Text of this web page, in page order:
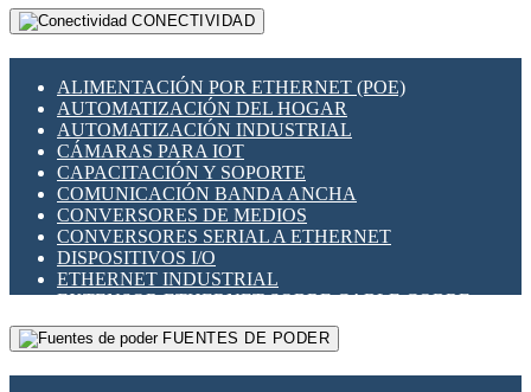
RELÉS DE PROTECCIÓN
SENSORES CAPACITIVOS
SENSORES INDUCTIVOS
TEMPORIZADORES
VARIACS
VARIADORES DE FRECUENCIA [VDF]
SECCIONADORES - INTERRUPTORES
MAQUINARIA
CONECTORES PCB A CABLE
DIP SWITCHES
HERRAMIENTAS VARIAS
ILUMINACIÓN LED
INTERRUPTORES REED
INTERFACES DE RELÉ
OTROS RELÉS
PROTECCIÓN TÉRMICA
RELÉS AUTOMOTRICES
RELÉS DE SEÑAL
RELÉS DE ESTADO SÓLIDO SSR
RELÉS INDUSTRIALES
RELÉS MINIATURA DE POTENCIA
SENSORES MAGNÉTICOS
CONECTIVIDAD
ALIMENTACIÓN POR ETHERNET (POE)
AUTOMATIZACIÓN DEL HOGAR
AUTOMATIZACIÓN INDUSTRIAL
CÁMARAS PARA IOT
CAPACITACIÓN Y SOPORTE
COMUNICACIÓN BANDA ANCHA
CONVERSORES DE MEDIOS
CONVERSORES SERIAL A ETHERNET
DISPOSITIVOS I/O
ETHERNET INDUSTRIAL
EXTENSOR ETHERNET SOBRE CABLE COBRE
GATEWAY LORAWAN
GESTIÓN DE REDESFUENTES DE PODER